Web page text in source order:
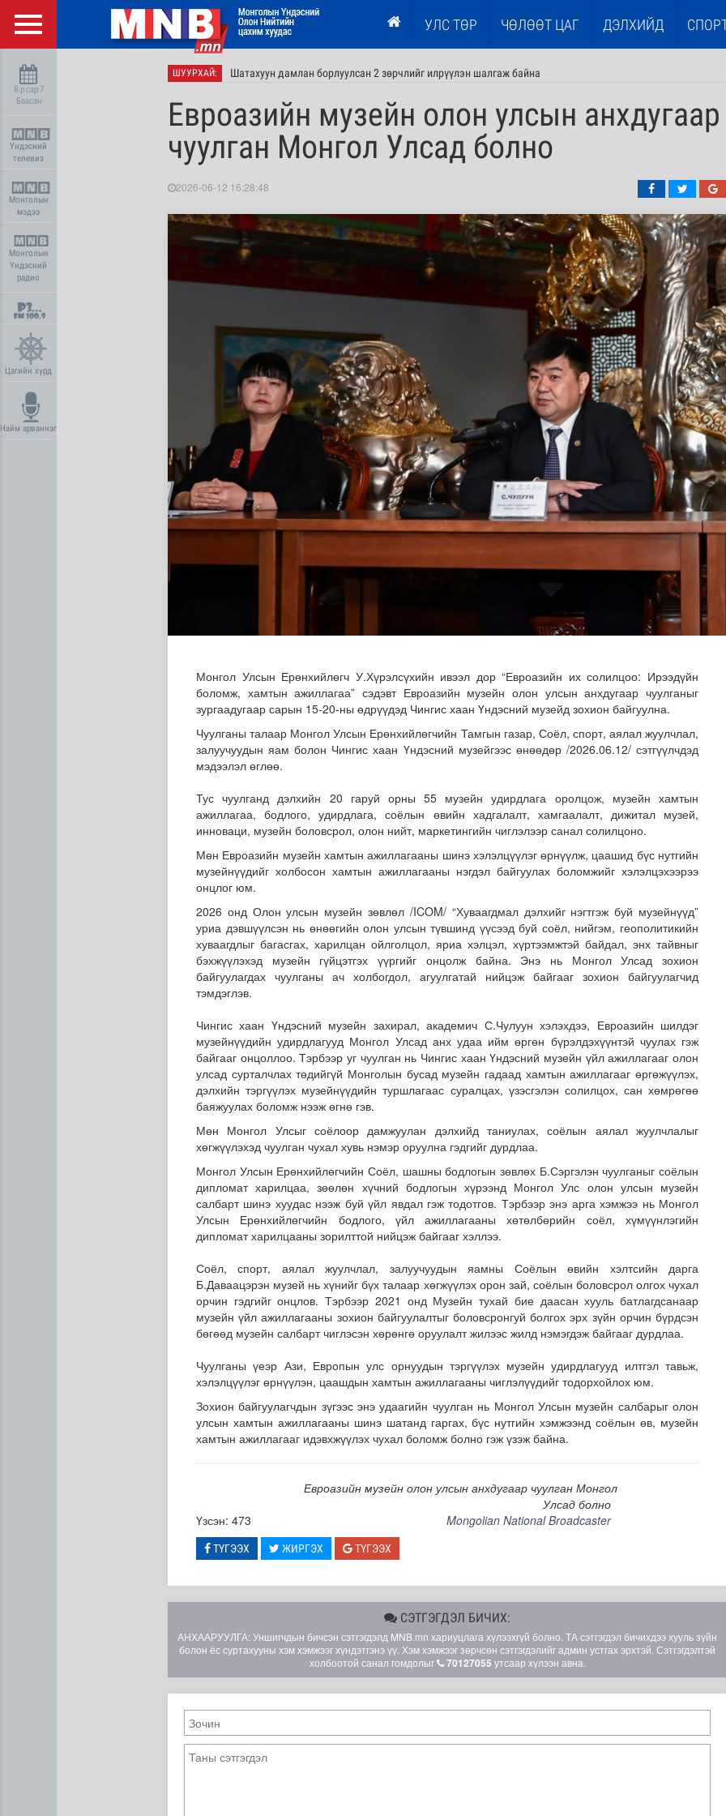
УЛС ТӨР ЧӨЛӨӨТ ЦАГ ДЭЛХИЙД
8-р сар 7
Баасан
Үндэсний
телевиз
Монголын
мэдээ
Монголын
Үндэсний
радио
Цагийн хүрд
Найм арваннэг
ШУУРХАЙ: Шатахуун дамлан борлуулсан 2 зөрчлийг илрүүлэн шалгаж байна
Анхаарал сэрэмжээ нэмэгдүүлж, аюулгүй байдлаа хангаарай
Нийгмийн даатгалын сангийн хөрөнгө 7.6 тэрбум төгрөгөөр арвижлаа
Сумдын халаалтын төвүүдийн засвар, шинэчлэлийг бүрэн хийж, хувийн хэвшил рүү м..
Евроазийн музейн олон улсын анхдугаар
чуулган Монгол Улсад болно
2026-06-12 16:28:48
Монгол Улсын Ерөнхийлөгч У.Хүрэлсүхийн ивээл дор “Евроазийн их солилцоо: Ирээдүйн
боломж, хамтын ажиллагаа” сэдэвт Евроазийн музейн олон улсын анхдугаар чуулганыг
зургаадугаар сарын 15-20-ны өдрүүдэд Чингис хаан Үндэсний музейд зохион байгуулна.
Чуулганы талаар Монгол Улсын Ерөнхийлөгчийн Тамгын газар, Соёл, спорт, аялал жуулчлал,
залуучуудын яам болон Чингис хаан Үндэсний музейгээс өнөөдөр /2026.06.12/ сэтгүүлчдэд
мэдээлэл өглөө.
Тус чуулганд дэлхийн 20 гаруй орны 55 музейн удирдлага оролцож, музейн хамтын
ажиллагаа, бодлого, удирдлага, соёлын өвийн хадгалалт, хамгаалалт, дижитал музей,
инноваци, музейн боловсрол, олон нийт, маркетингийн чиглэлээр санал солилцоно.
Мөн Евроазийн музейн хамтын ажиллагааны шинэ хэлэлцүүлэг өрнүүлж, цаашид бүс нутгийн
музейнүүдийг холбосон хамтын ажиллагааны нэгдэл байгуулах боломжийг хэлэлцэхээрээ
онцлог юм.
2026 онд Олон улсын музейн зөвлөл /ICOM/ “Хуваагдмал дэлхийг нэгтгэж буй музейнүүд”
уриа дэвшүүлсэн нь өнөөгийн олон улсын түвшинд үүсээд буй соёл, нийгэм, геополитикийн
хуваагдлыг багасгах, харилцан ойлголцол, яриа хэлцэл, хүртээмжтэй байдал, энх тайвныг
бэхжүүлэхэд музейн гүйцэтгэх үүргийг онцолж байна. Энэ нь Монгол Улсад зохион
байгуулагдах чуулганы ач холбогдол, агуулгатай нийцэж байгааг зохион байгуулагчид
тэмдэглэв.
Чингис хаан Үндэсний музейн захирал, академич С.Чулуун хэлэхдээ, Евроазийн шилдэг
музейнүүдийн удирдлагууд Монгол Улсад анх удаа ийм өргөн бүрэлдэхүүнтэй чуулах гэж
байгааг онцоллоо. Тэрбээр уг чуулган нь Чингис хаан Үндэсний музейн үйл ажиллагааг олон
улсад сурталчлах төдийгүй Монголын бусад музейн гадаад хамтын ажиллагааг өргөжүүлэх,
дэлхийн тэргүүлэх музейнүүдийн туршлагаас суралцах, үзэсгэлэн солилцох, сан хөмрөгөө
баяжуулах боломж нээж өгнө гэв.
Мөн Монгол Улсыг соёлоор дамжуулан дэлхийд таниулах, соёлын аялал жуулчлалыг
хөгжүүлэхэд чуулган чухал хувь нэмэр оруулна гэдгийг дурдлаа.
Монгол Улсын Ерөнхийлөгчийн Соёл, шашны бодлогын зөвлөх Б.Сэргэлэн чуулганыг соёлын
дипломат харилцаа, зөөлөн хүчний бодлогын хүрээнд Монгол Улс олон улсын музейн
салбарт шинэ хуудас нээж буй үйл явдал гэж тодотгов. Тэрбээр энэ арга хэмжээ нь Монгол
Улсын Ерөнхийлөгчийн бодлого, үйл ажиллагааны хөтөлбөрийн соёл, хүмүүнлэгийн
дипломат харилцааны зорилттой нийцэж байгааг хэллээ.
Соёл, спорт, аялал жуулчлал, залуучуудын яамны Соёлын өвийн хэлтсийн дарга
Б.Даваацэрэн музей нь хүнийг бүх талаар хөгжүүлэх орон зай, соёлын боловсрол олгох чухал
орчин гэдгийг онцлов. Тэрбээр 2021 онд Музейн тухай бие даасан хууль батлагдсанаар
музейн үйл ажиллагааны зохион байгуулалтыг боловсронгуй болгох эрх зүйн орчин бүрдсэн
бөгөөд музейн салбарт чиглэсэн хөрөнгө оруулалт жилээс жилд нэмэгдэж байгааг дурдлаа.
Чуулганы үеэр Ази, Европын улс орнуудын тэргүүлэх музейн удирдлагууд илтгэл тавьж,
хэлэлцүүлэг өрнүүлэн, цаашдын хамтын ажиллагааны чиглэлүүдийг тодорхойлох юм.
Зохион байгуулагчдын зүгээс энэ удаагийн чуулган нь Монгол Улсын музейн салбарыг олон
улсын хамтын ажиллагааны шинэ шатанд гаргах, бүс нутгийн хэмжээнд соёлын өв, музейн
хамтын ажиллагааг идэвхжүүлэх чухал боломж болно гэж үзэж байна.
Евроазийн музейн олон улсын анхдугаар чуулган Монгол
Улсад болно
Үзсэн: 473
Mongolian National Broadcaster
ТҮГЭЭХ ЖИРГЭХ ТҮГЭЭХ
СЭТГЭГДЭЛ БИЧИХ:
АНХААРУУЛГА: Уншигчдын бичсэн сэтгэгдэлд MNB.mn хариуцлага хүлээхгүй болно. ТА сэтгэгдэл бичихдээ хууль зүйн
болон ёс суртахууны хэм хэмжээг хүндэтгэнэ үү. Хэм хэмжээг зөрчсөн сэтгэгдэлийг админ устгах эрхтэй. Сэтгэгдэлтэй
холбоотой санал гомдолыг
70127055 утсаар хүлээн авна.